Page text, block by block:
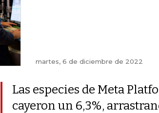
martes, 6 de diciembre de 2022
Las especies de Meta
cayeron un 6,3%,